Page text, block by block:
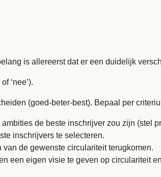
is allereerst dat er een duidelijk
‘nee’).
(goed-beter-best). Bepaal per
de beste inschrijver zou zijn (stel
inschrijvers te selecteren.
de gewenste circulariteit terugkomen.
een eigen visie te geven op circulariteit